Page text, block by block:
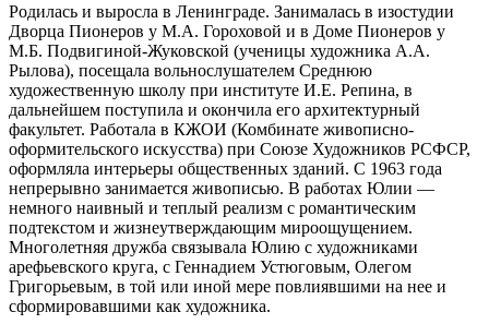
Родилась и выросла в Ленинграде. Занималась в изостудии
Дворца Пионеров у М.А. Гороховой и в Доме Пионеров у
М.Б. Подвигиной-Жуковской (ученицы художника А.А.
Рылова), посещала вольнослушателем Среднюю
художественную школу при институте И.Е. Репина, в
дальнейшем поступила и окончила его архитектурный
факультет. Работала в КЖОИ (Комбинате живописно-
оформительского искусства) при Союзе Художников РСФСР,
оформляла интерьеры общественных зданий. С 1963 года
непрерывно занимается живописью. В работах Юлии —
немного наивный и теплый реализм с романтическим
подтекстом и жизнеутверждающим мироощущением.
Многолетняя дружба связывала Юлию с художниками
арефьевского круга, с Геннадием Устюговым, Олегом
Григорьевым, в той или иной мере повлиявшими на нее и
сформировавшими как художника.